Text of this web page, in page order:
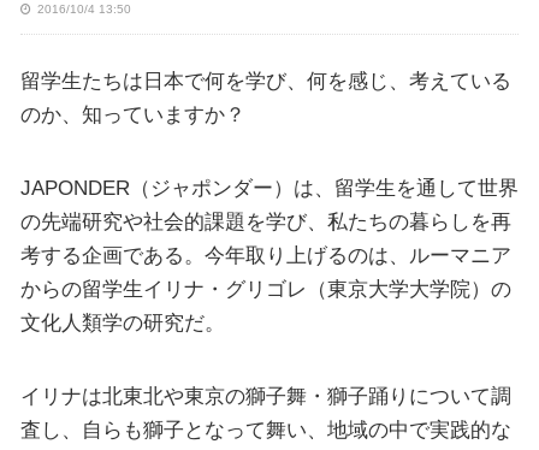
2016/10/4 13:50
留学生たちは日本で何を学び、何を感じ、考えている
のか、知っていますか？
JAPONDER（ジャポンダー）は、留学生を通して世界
の先端研究や社会的課題を学び、私たちの暮らしを再
考する企画である。今年取り上げるのは、ルーマニア
からの留学生イリナ・グリゴレ（東京大学大学院）の
文化人類学の研究だ。
イリナは北東北や東京の獅子舞・獅子踊りについて調
査し、自らも獅子となって舞い、地域の中で実践的な